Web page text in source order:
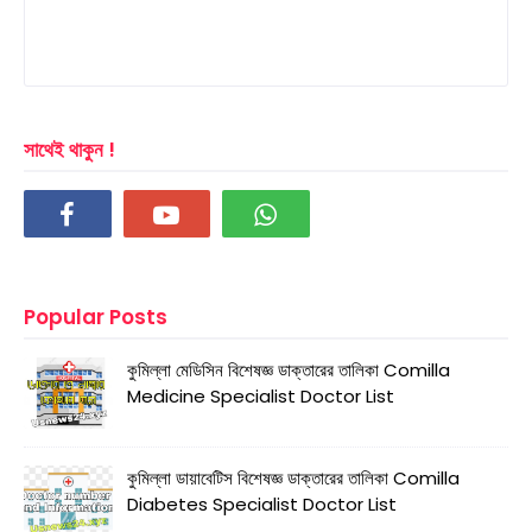
সাথেই থাকুন !
Popular Posts
কুমিল্লা মেডিসিন বিশেষজ্ঞ ডাক্তারের তালিকা Comilla
Medicine Specialist Doctor List
কুমিল্লা ডায়াবেটিস বিশেষজ্ঞ ডাক্তারের তালিকা Comilla
Diabetes Specialist Doctor List